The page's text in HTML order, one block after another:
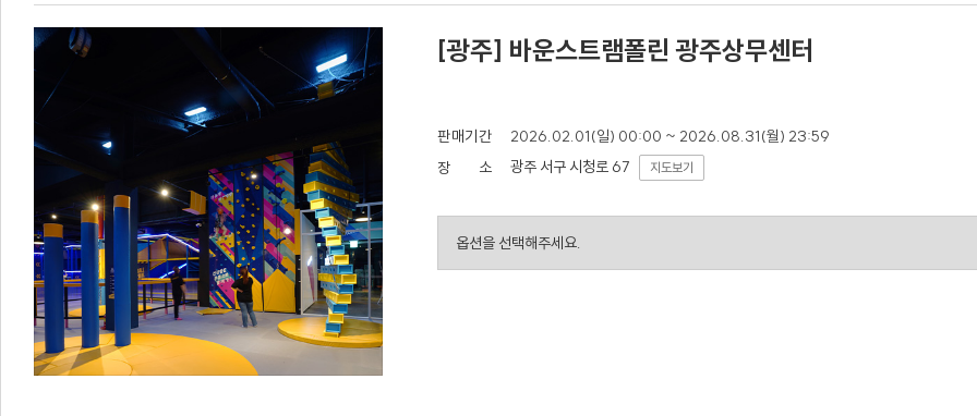
[광주] 바운스트램폴린 광주상무센터
판매기간
2026.02.01(일) 00:00 ~ 2026.08.31(월) 23:59
장
소 광주 서구 시청로 67 지도보기